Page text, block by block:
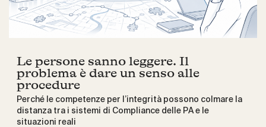
Le persone sanno leggere. Il
problema è dare un senso alle
procedure
Perché le competenze per l’integrità possono colmare la
distanza tra i sistemi di Compliance delle PA e le
situazioni reali